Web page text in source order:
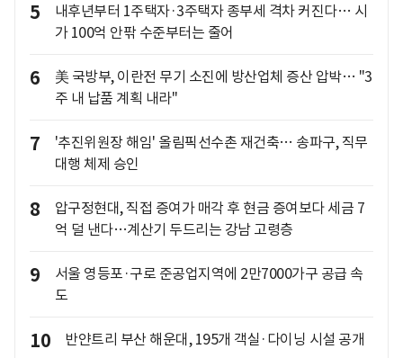
5
내후년부터 1주택자·3주택자 종부세 격차 커진다… 시
가 100억 안팎 수준부터는 줄어
6
美 국방부, 이란전 무기 소진에 방산업체 증산 압박… "3
주 내 납품 계획 내라"
7
'추진위원장 해임' 올림픽선수촌 재건축… 송파구, 직무
대행 체제 승인
8
압구정현대, 직접 증여가 매각 후 현금 증여보다 세금 7
억 덜 낸다…계산기 두드리는 강남 고령층
9
서울 영등포·구로 준공업지역에 2만7000가구 공급 속
도
10 반얀트리 부산 해운대, 195개 객실·다이닝 시설 공개